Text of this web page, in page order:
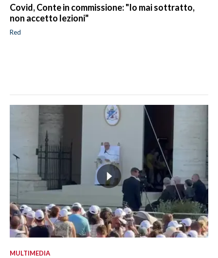
Covid, Conte in commissione: "Io mai sottratto,
non accetto lezioni"
Red
MULTIMEDIA